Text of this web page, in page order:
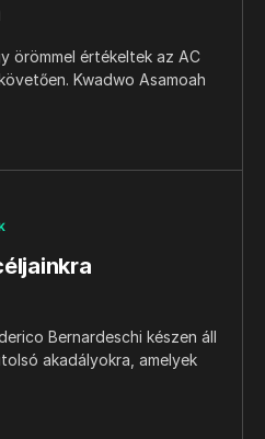
örömmel értékeltek az AC
Kwadwo Asamoah
Bernardeschi készen áll
akadályokra, amelyek